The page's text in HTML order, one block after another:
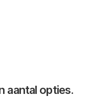
aantal opties.